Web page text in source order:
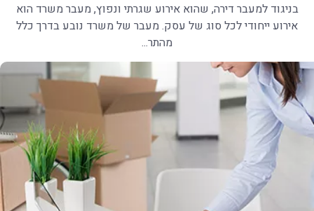
בניגוד למעבר דירה, שהוא אירוע שגרתי ונפוץ, מעבר משרד הוא
אירוע ייחודי לכל סוג של עסק. מעבר של משרד נובע בדרך כלל
מהתר...